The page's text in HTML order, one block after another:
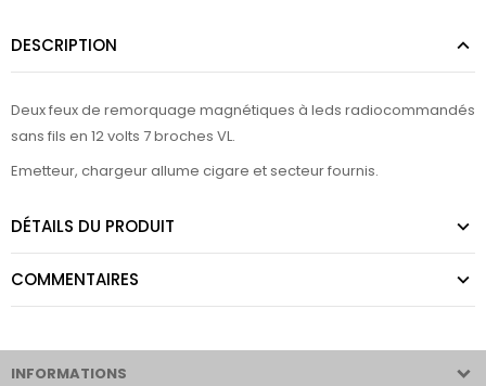
DESCRIPTION
Deux feux de remorquage magnétiques à leds radiocommandés
sans fils en 12 volts 7 broches VL.
Emetteur, chargeur allume cigare et secteur fournis.
DÉTAILS DU PRODUIT
COMMENTAIRES
INFORMATIONS